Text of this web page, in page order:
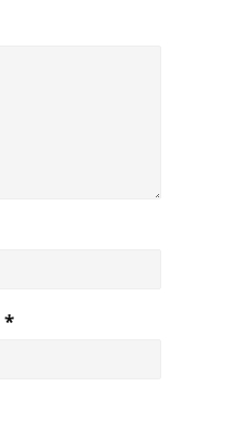
*